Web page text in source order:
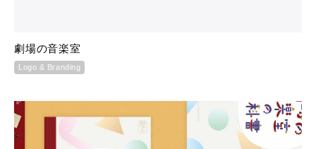
劇場の音楽室
Logo & Branding